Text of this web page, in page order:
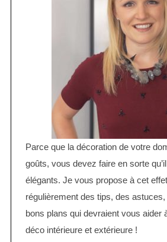
Parce que la décoration de votre
goûts, vous devez faire en sorte
élégants. Je vous propose à cet
régulièrement des tips, des
bons plans qui devraient vous aider
déco intérieure et extérieure !